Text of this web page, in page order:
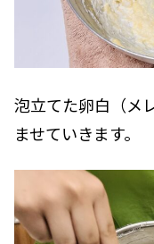
泡立てた卵白（メ
ませていきます。